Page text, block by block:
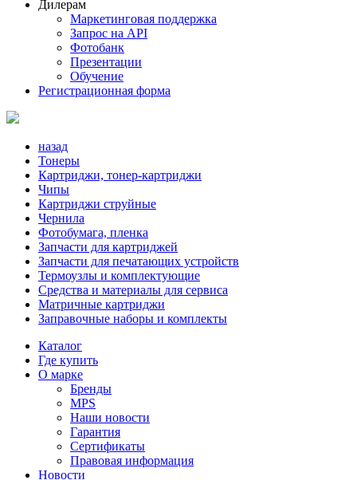
Дилерам
Маркетинговая поддержка
Запрос на API
Фотобанк
Презентации
Обучение
Регистрационная форма
назад
Тонеры
Картриджи, тонер-картриджи
Чипы
Картриджи струйные
Чернила
Фотобумага, пленка
Запчасти для картриджей
Запчасти для печатающих устройств
Термоузлы и комплектующие
Средства и материалы для сервиса
Матричные картриджи
Заправочные наборы и комплекты
Каталог
Где купить
О марке
Бренды
MPS
Наши новости
Гарантия
Сертификаты
Правовая информация
Новости